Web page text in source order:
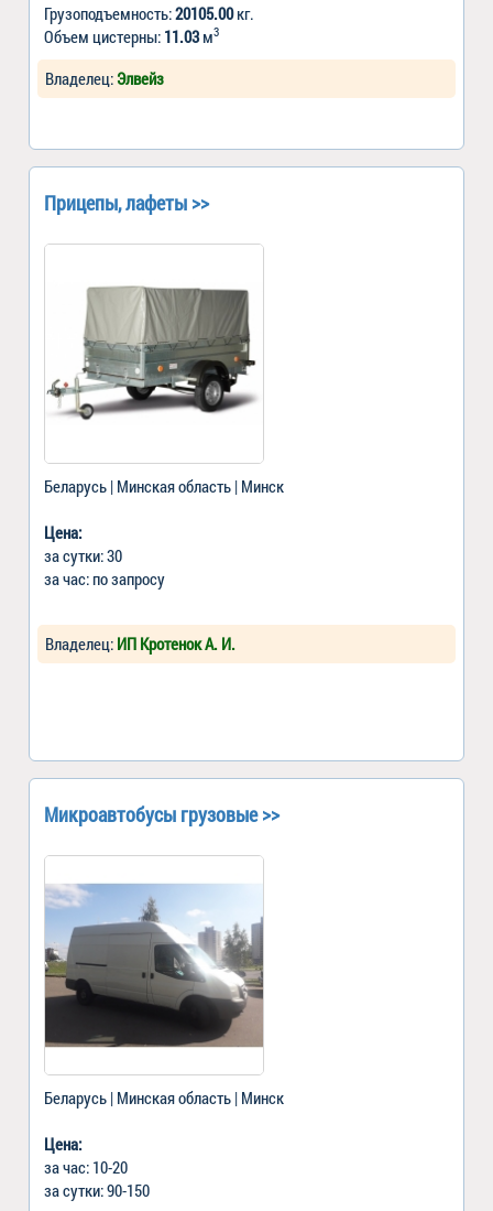
Грузоподъемность:20105.00кг.
Объем цистерны: 11.03м3
Владелец: Элвейз
Прицепы, лафеты >>
Беларусь | Минская область | Минск
Цена:
за сутки: 30
за час: по запросу
Владелец: ИП Кротенок А. И.
Микроавтобусы грузовые >>
Беларусь | Минская область | Минск
Цена:
за час: 10-20
за сутки: 90-150